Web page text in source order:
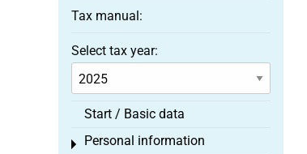
Tax manual:
Select tax year:
Start / Basic data
Personal information
Toggle menu